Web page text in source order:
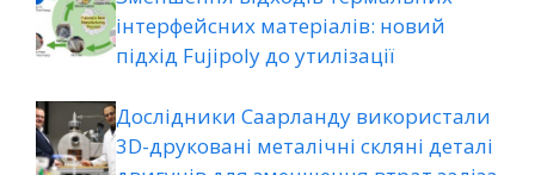
інтерфейсних матеріалів: новий
підхід Fujipoly до утилізації
Дослідники Саарланду використали
3D-друковані металічні скляні деталі